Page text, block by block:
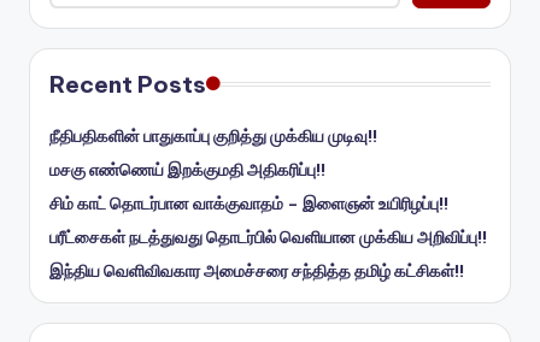
Recent Posts
நீதிபதிகளின் பாதுகாப்பு குறித்து முக்கிய முடிவு!!
மசகு எண்ணெய் இறக்குமதி அதிகரிப்பு!!
சிம் காட் தொடர்பான வாக்குவாதம் – இளைஞன் உயிரிழப்பு!!
பரீட்சைகள் நடத்துவது தொடர்பில் வெளியான முக்கிய அறிவிப்பு!!
இந்திய வெளிவிவகார அமைச்சரை சந்தித்த தமிழ் கட்சிகள்!!